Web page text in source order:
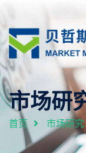
市场研
首页 市场研究